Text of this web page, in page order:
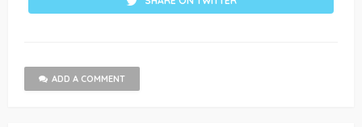
ADD A COMMENT